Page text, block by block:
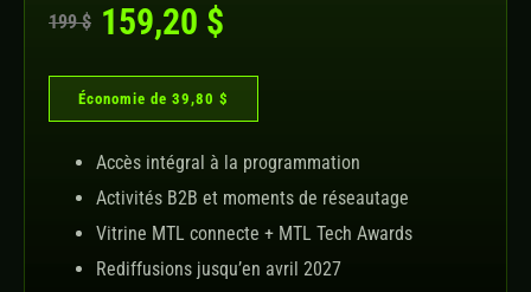
199 $ 159,20 $
Économie de 39,80 $
Accès intégral à la programmation
Activités B2B et moments de réseautage
Vitrine MTL connecte + MTL Tech Awards
Rediffusions jusqu’en avril 2027